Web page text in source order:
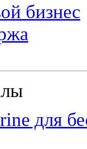
бизнес
для